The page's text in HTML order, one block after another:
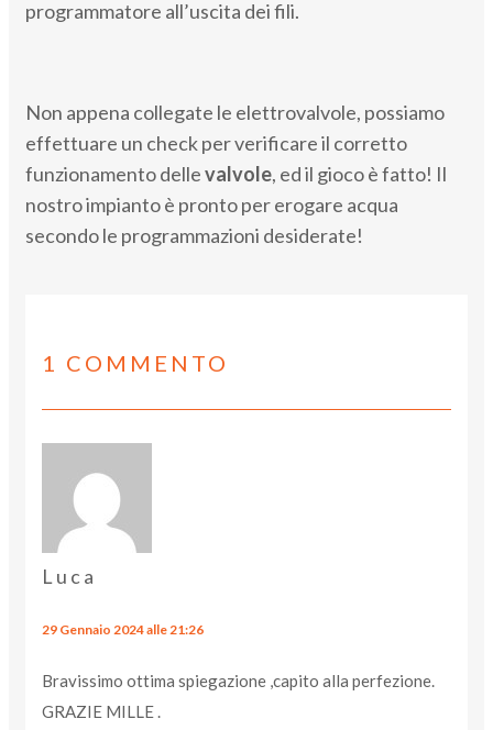
programmatore all’uscita dei fili.
Non appena collegate le elettrovalvole, possiamo
effettuare un check per verificare il corretto
funzionamento dellevalvole, ed il gioco è fatto! Il
nostro impianto è pronto per erogare acqua
secondo le programmazioni desiderate!
1 COMMENTO
Luca
29 Gennaio 2024 alle 21:26
Bravissimo ottima spiegazione ,capito alla perfezione.
GRAZIE MILLE .